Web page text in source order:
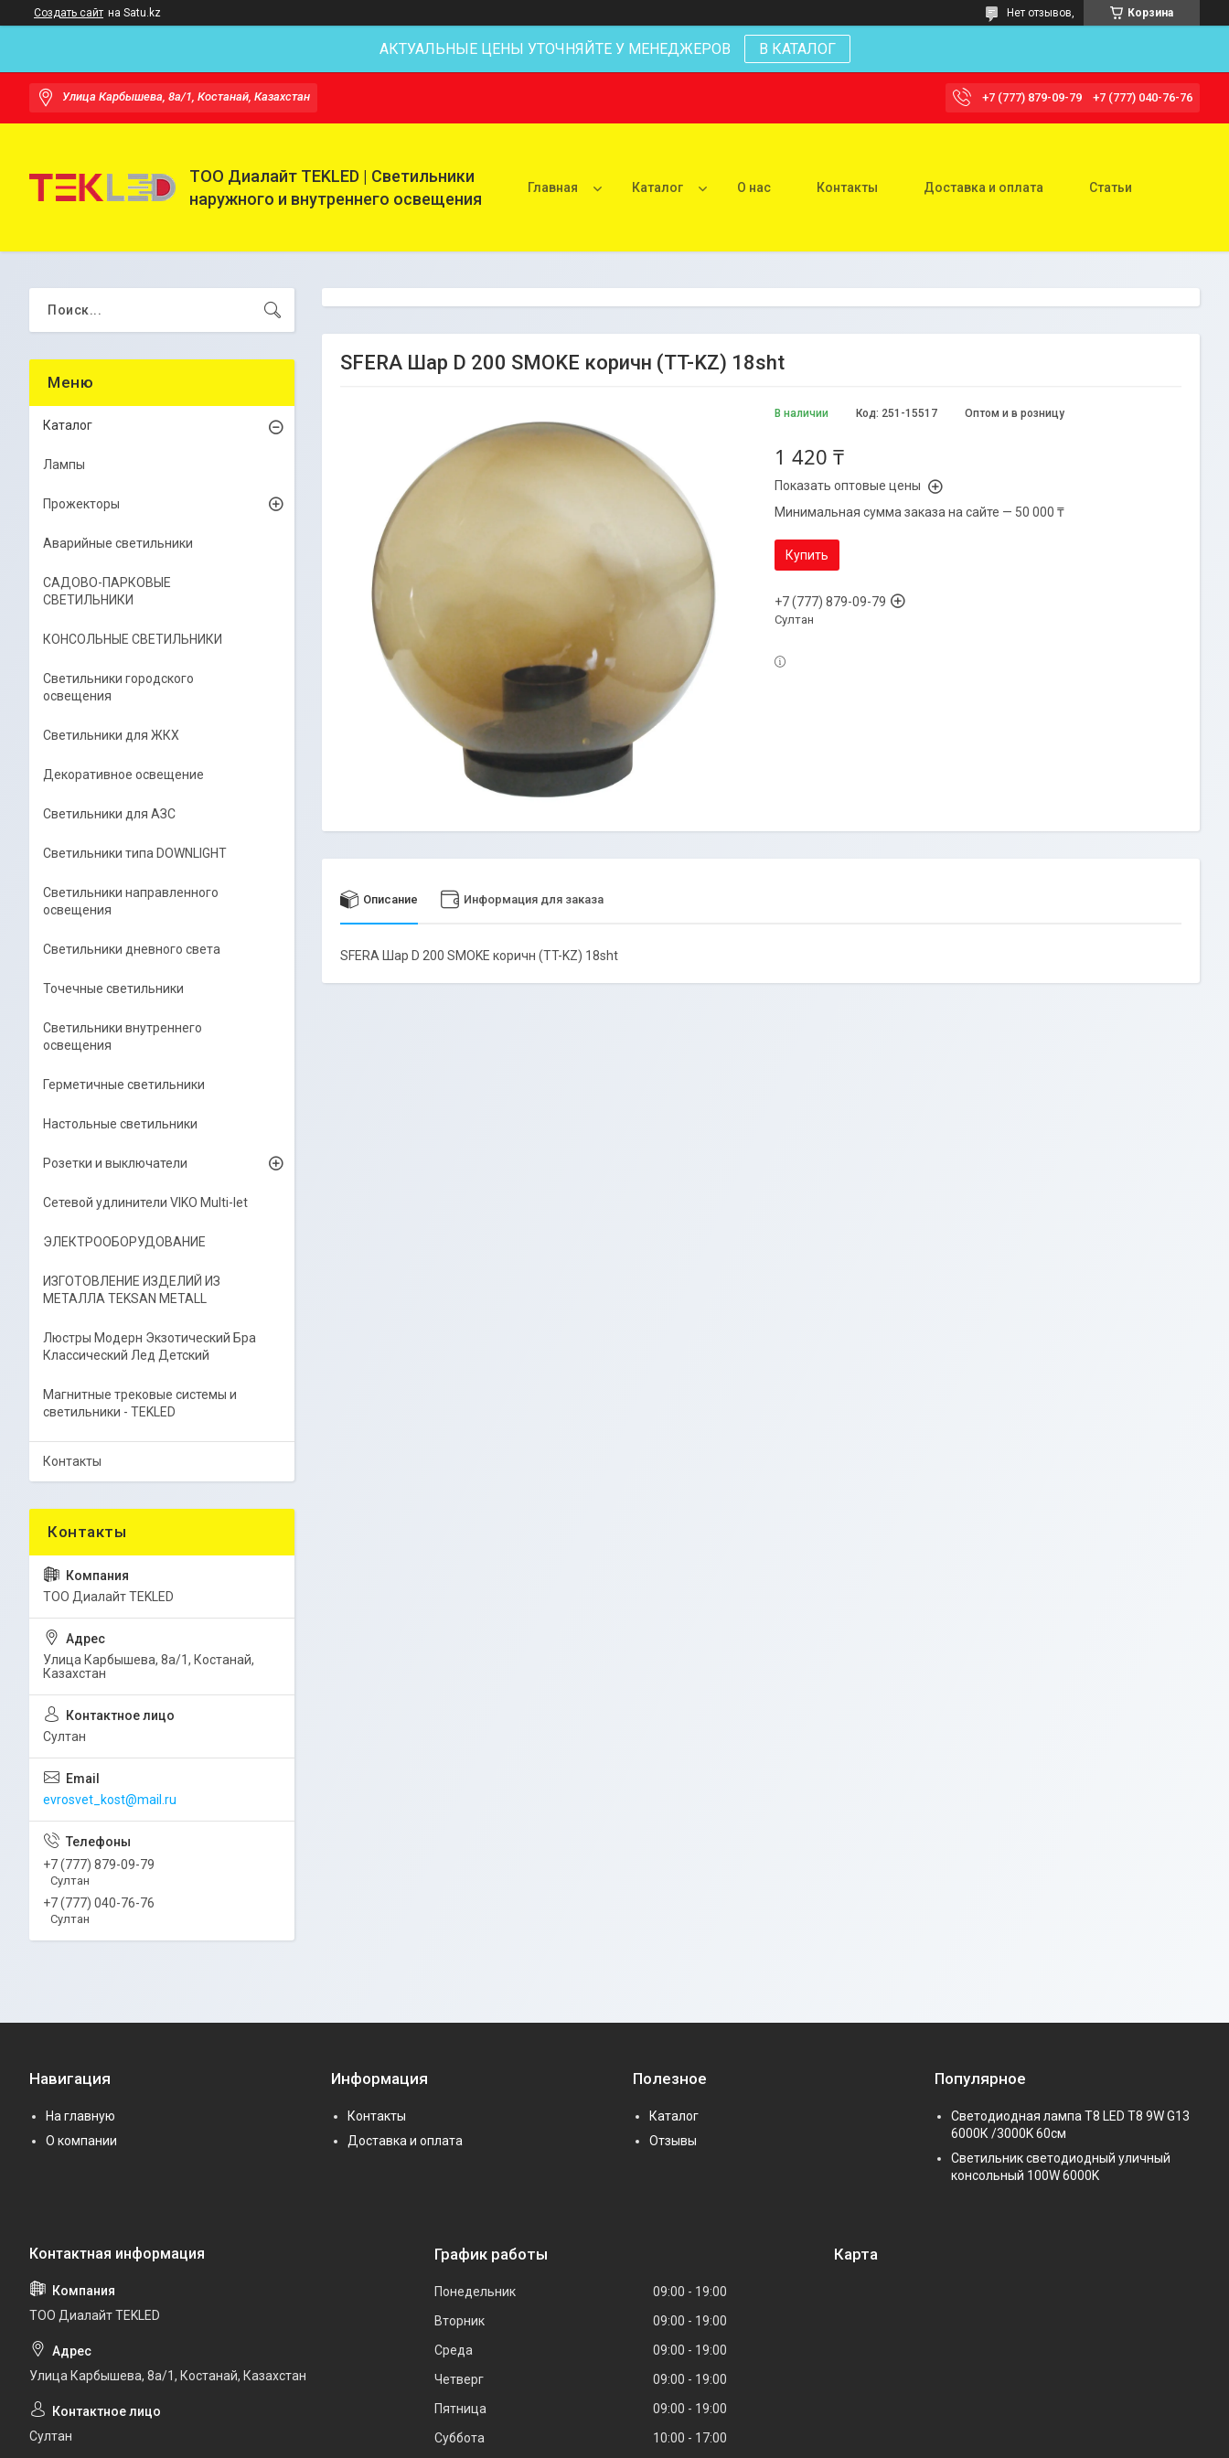
Создать сайт на Satu.kz Корзина
Нет отзывов,
АКТУАЛЬНЫЕ ЦЕНЫ УТОЧНЯЙТЕ У МЕНЕДЖЕРОВ В КАТАЛОГ
Улица Карбышева, 8а/1, Костанай, Казахстан +7 (777) 879-09-79 +7 (777) 040-76-76
ТОО Диалайт TEKLED | Светильники
наружного и внутреннего освещения
Главная Каталог О нас Контакты Доставка и оплата Статьи
SFERA Шар D 200 SMOKE коричн (TT-KZ) 18sht
В наличии Оптом и в розницу
Код: 251-15517
1 420 ₸
Показать оптовые цены
Минимальная сумма заказа на сайте — 50 000 ₸
Купить
+7 (777) 879-09-79
Султан
Описание Информация для заказа
SFERA Шар D 200 SMOKE коричн (TT-KZ) 18sht
Каталог
Лампы
Прожекторы
Аварийные светильники
САДОВО-ПАРКОВЫЕ
СВЕТИЛЬНИКИ
КОНСОЛЬНЫЕ СВЕТИЛЬНИКИ
Светильники городского
освещения
Светильники для ЖКХ
Декоративное освещение
Светильники для АЗС
Светильники типа DOWNLIGHT
Светильники направленного
освещения
Светильники дневного света
Точечные светильники
Светильники внутреннего
освещения
Герметичные светильники
Настольные светильники
Розетки и выключатели
Сетевой удлинители VIKO Multi-let
ЭЛЕКТРООБОРУДОВАНИЕ
ИЗГОТОВЛЕНИЕ ИЗДЕЛИЙ ИЗ
МЕТАЛЛА TEKSAN METALL
Люстры Модерн Экзотический Бра
Классический Лед Детский
Магнитные трековые системы и
светильники - TEKLED
Контакты
ТОО Диалайт TEKLED
Улица Карбышева, 8а/1, Костанай,
Казахстан
Султан
evrosvet_kost@mail.ru
+7 (777) 879-09-79
Султан
+7 (777) 040-76-76
Султан
Навигация
На главную
О компании
Информация
Контакты
Доставка и оплата
Полезное
Каталог
Отзывы
Популярное
Светодиодная лампа Т8 LED T8 9W G13
6000К /3000K 60см
Светильник светодиодный уличный
консольный 100W 6000K
ТОО Диалайт TEKLED
Улица Карбышева, 8а/1, Костанай, Казахстан
Султан
График работы
Понедельник 09:00
19:00
Вторник
09:00
19:00
Среда
09:00
19:00
Четверг
09:00
19:00
Пятница
09:00
19:00
Суббота
10:00 17:00
Карта